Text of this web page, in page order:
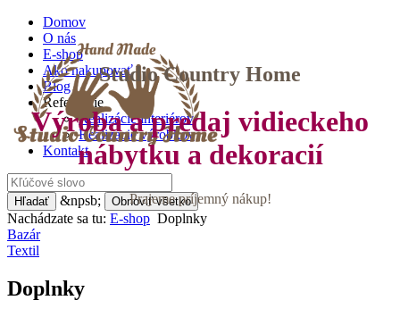
Studio Country Home
Výroba a predaj vidieckeho
nábytku a dekoracií
Prajeme príjemný nákup!
Domov
O nás
E-shop
Ako nakupovať
Blog
Referencie
Realizácie interiérov
Realizácie výrobkov
Kontakt
Hľadať &npsb; Obnoviť všetko
Nachádzate sa tu: E-shop Doplnky
Bazár
Textil
Doplnky